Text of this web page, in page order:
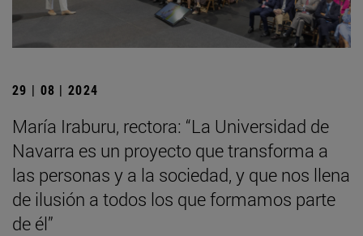
29 | 08 | 2024
María Iraburu, rectora: “La Universidad de
Navarra es un proyecto que transforma a
las personas y a la sociedad, y que nos llena
de ilusión a todos los que formamos parte
de él”